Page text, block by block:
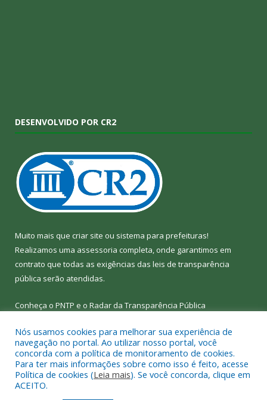
DESENVOLVIDO POR CR2
Muito mais que criar site ou sistema para prefeituras!
Realizamos uma assessoria completa, onde garantimos em
contrato que todas as exigências das leis de transparência
pública serão atendidas.
Conheça o PNTP e o Radar da Transparência Pública
Todos os direitos reservados a Câmara Municipal de Bom Jesus
do Tocantins.
Nós usamos cookies para melhorar sua experiência de
navegação no portal. Ao utilizar nosso portal, você
concorda com a política de monitoramento de cookies.
Para ter mais informações sobre como isso é feito, acesse
Política de cookies (Leia mais). Se você concorda, clique em
ACEITO.